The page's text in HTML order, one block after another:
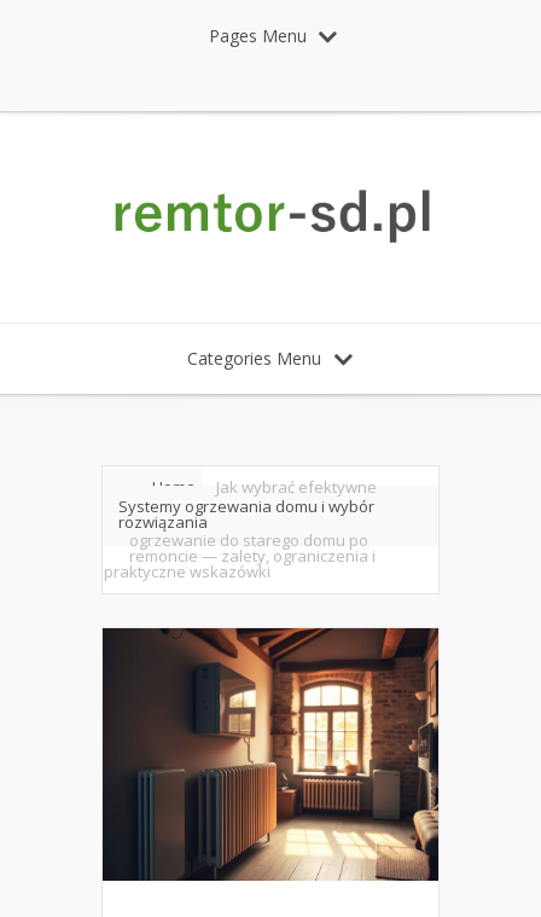
Pages Menu
Categories Menu
Home
Systemy ogrzewania domu i wybór
rozwiązania
Jak wybrać efektywne
ogrzewanie do starego domu po
remoncie — zalety, ograniczenia i
praktyczne wskazówki